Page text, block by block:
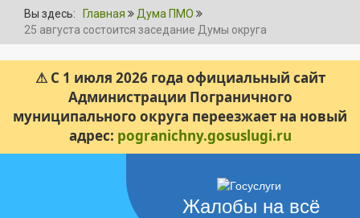
Вы здесь: Главная
Дума ПМО
25 августа состоится заседание Думы округа
⚠ С 1 июля 2026 года официальный сайт
Администрации Пограничного
муниципального округа переезжает на новый
адрес: pogranichny.gosuslugi.ru
Жалобы на всё